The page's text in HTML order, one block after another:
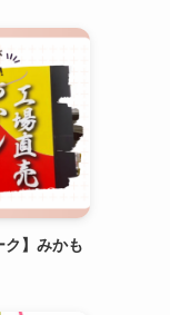
ク】みかも